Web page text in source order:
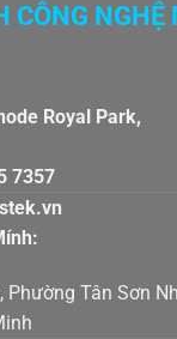
CÔNG NGHỆ
Hinode
7357
Phường